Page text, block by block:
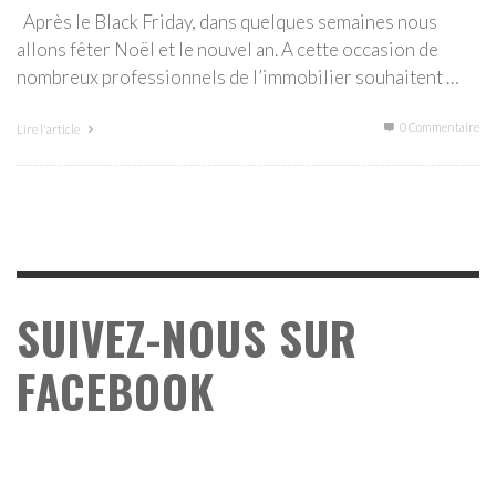
Après le Black Friday, dans quelques semaines nous
allons fêter Noël et le nouvel an. A cette occasion de
nombreux professionnels de l’immobilier souhaitent …
Lire l'article 0 Commentaire
SUIVEZ-NOUS SUR
FACEBOOK